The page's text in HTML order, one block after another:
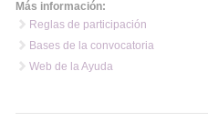
Más información:
Reglas de participación
Bases de la convocatoria
Web de la Ayuda